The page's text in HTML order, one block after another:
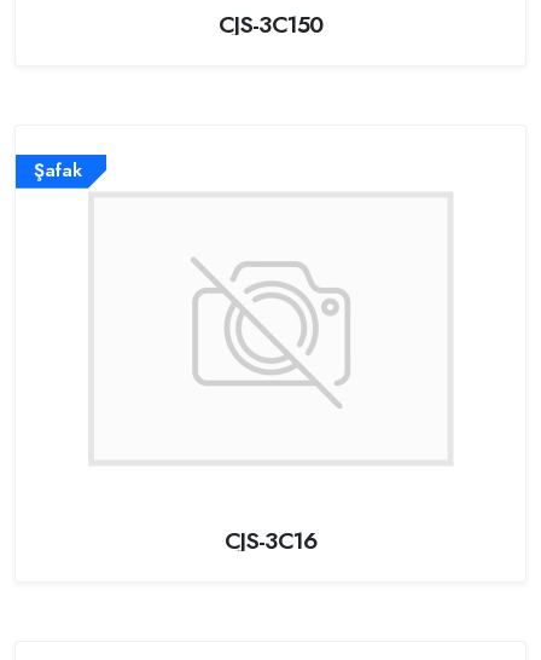
CJS-3C150
Şafak
CJS-3C16